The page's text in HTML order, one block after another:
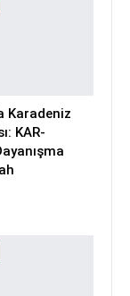
Karadeniz
KAR-